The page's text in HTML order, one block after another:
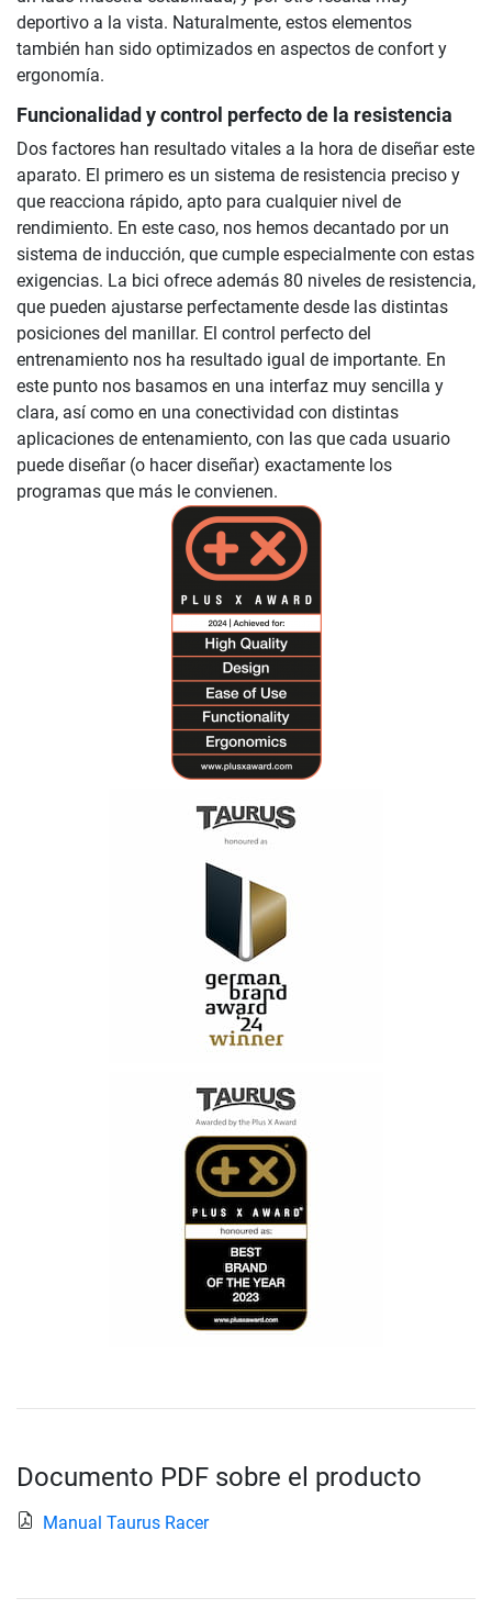
deportivo a la vista. Naturalmente, estos elementos
también han sido optimizados en aspectos de confort y
ergonomía.
Funcionalidad y control perfecto de la resistencia
Dos factores han resultado vitales a la hora de diseñar este
aparato. El primero es un sistema de resistencia preciso y
que reacciona rápido, apto para cualquier nivel de
rendimiento. En este caso, nos hemos decantado por un
sistema de inducción, que cumple especialmente con estas
exigencias. La bici ofrece además 80 niveles de resistencia,
que pueden ajustarse perfectamente desde las distintas
posiciones del manillar. El control perfecto del
entrenamiento nos ha resultado igual de importante. En
este punto nos basamos en una interfaz muy sencilla y
clara, así como en una conectividad con distintas
aplicaciones de entenamiento, con las que cada usuario
puede diseñar (o hacer diseñar) exactamente los
programas que más le convienen.
Documento PDF sobre el producto
Manual Taurus Racer